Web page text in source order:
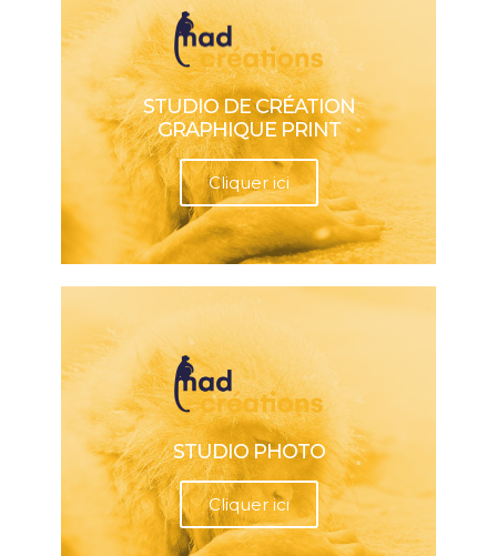
STUDIO DE CRÉATION
GRAPHIQUE PRINT
Cliquer ici
STUDIO PHOTO
Cliquer ici